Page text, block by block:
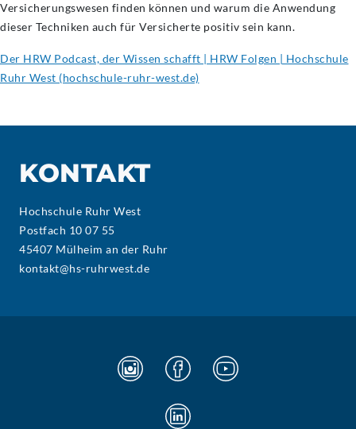
Versicherungswesen finden können und warum die Anwendung
dieser Techniken auch für Versicherte positiv sein kann.
Der HRW Podcast, der Wissen schafft | HRW Folgen | Hochschule
Ruhr West (hochschule-ruhr-west.de)
KONTAKT
Hochschule Ruhr West
Postfach 10 07 55
45407 Mülheim an der Ruhr
kontakt@hs-ruhrwest.de